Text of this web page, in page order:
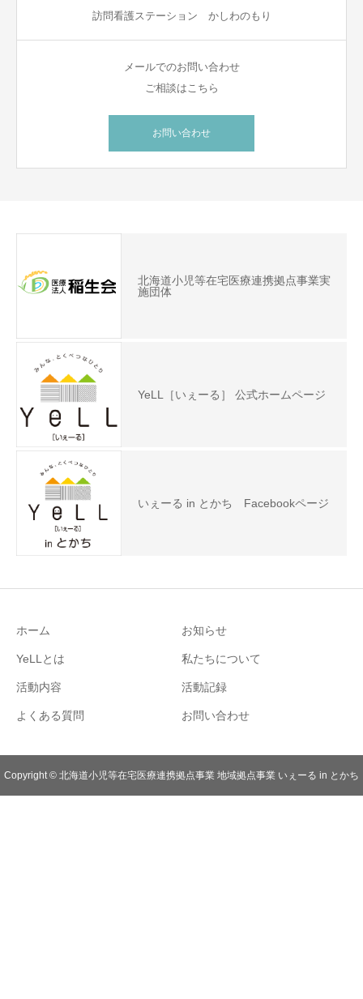
訪問看護ステーション かしわのもり
メールでのお問い合わせ
ご相談はこちら
お問い合わせ
北海道小児等在宅医療連携拠点事業実
施団体
YeLL［いぇーる］ 公式ホームページ
いぇーる in とかち Facebookページ
ホーム お知らせ
YeLLとは 私たちについて
活動内容 活動記録
よくある質問 お問い合わせ
Copyright © 北海道小児等在宅医療連携拠点事業 地域拠点事業 いぇーる in とかち